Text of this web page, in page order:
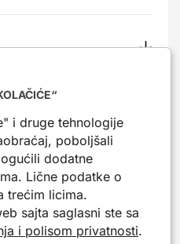
Mogu da ti
i druge tehnologije
poboljšali
dodatne
Lične podatke o
trećim licima.
sajta saglasni ste sa
i polisom privatnosti.